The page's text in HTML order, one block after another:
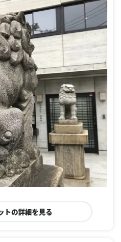
トの詳細を見る